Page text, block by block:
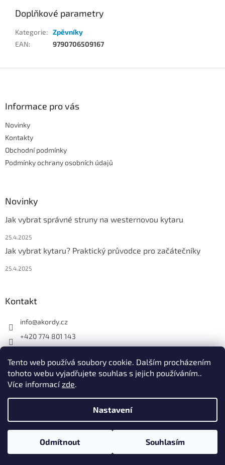
Tento web používá soubory cookie. Dalším procházením
tohoto webu vyjadřujete souhlas s jejich používáním..
Více informacízde.
Nastavení
Odmítnout Souhlasím
Doplňkové parametry
Kategorie: Zpěvníky
EAN: 9790706509167
Informace pro vás
Novinky
Kontakty
Obchodní podmínky
Podmínky ochrany osobních údajů
Novinky
Jak vybrat správné struny na westernovou kytaru
25.4.2025
Jak vybrat kytaru? Praktický průvodce pro začátečníky
25.4.2025
Kontakt
info@akordy.cz
+420 774 801 143
akordy_cz
Nastavil tým EshopyUmíme.cz
Copyright 2026Akordy.cz . Všechna práva vyhrazena.